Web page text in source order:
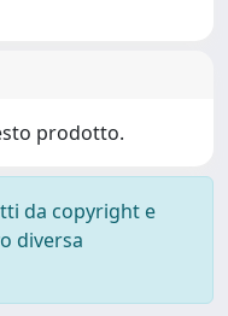
prodotto.
da copyright e
diversa